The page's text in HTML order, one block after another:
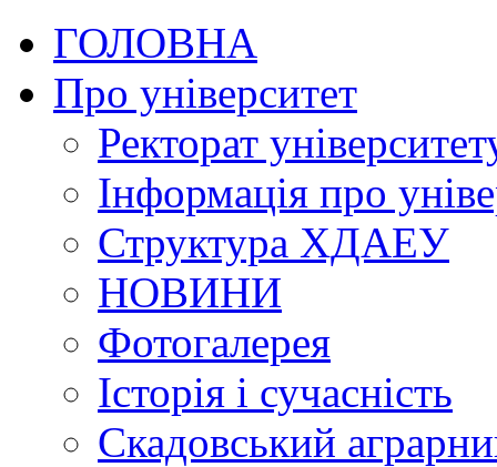
ГОЛОВНА
Про університет
Ректорат
Інформація про
Структура ХДАЕУ
НОВИНИ
Фотогалерея
Історія і сучасність
Скадовський